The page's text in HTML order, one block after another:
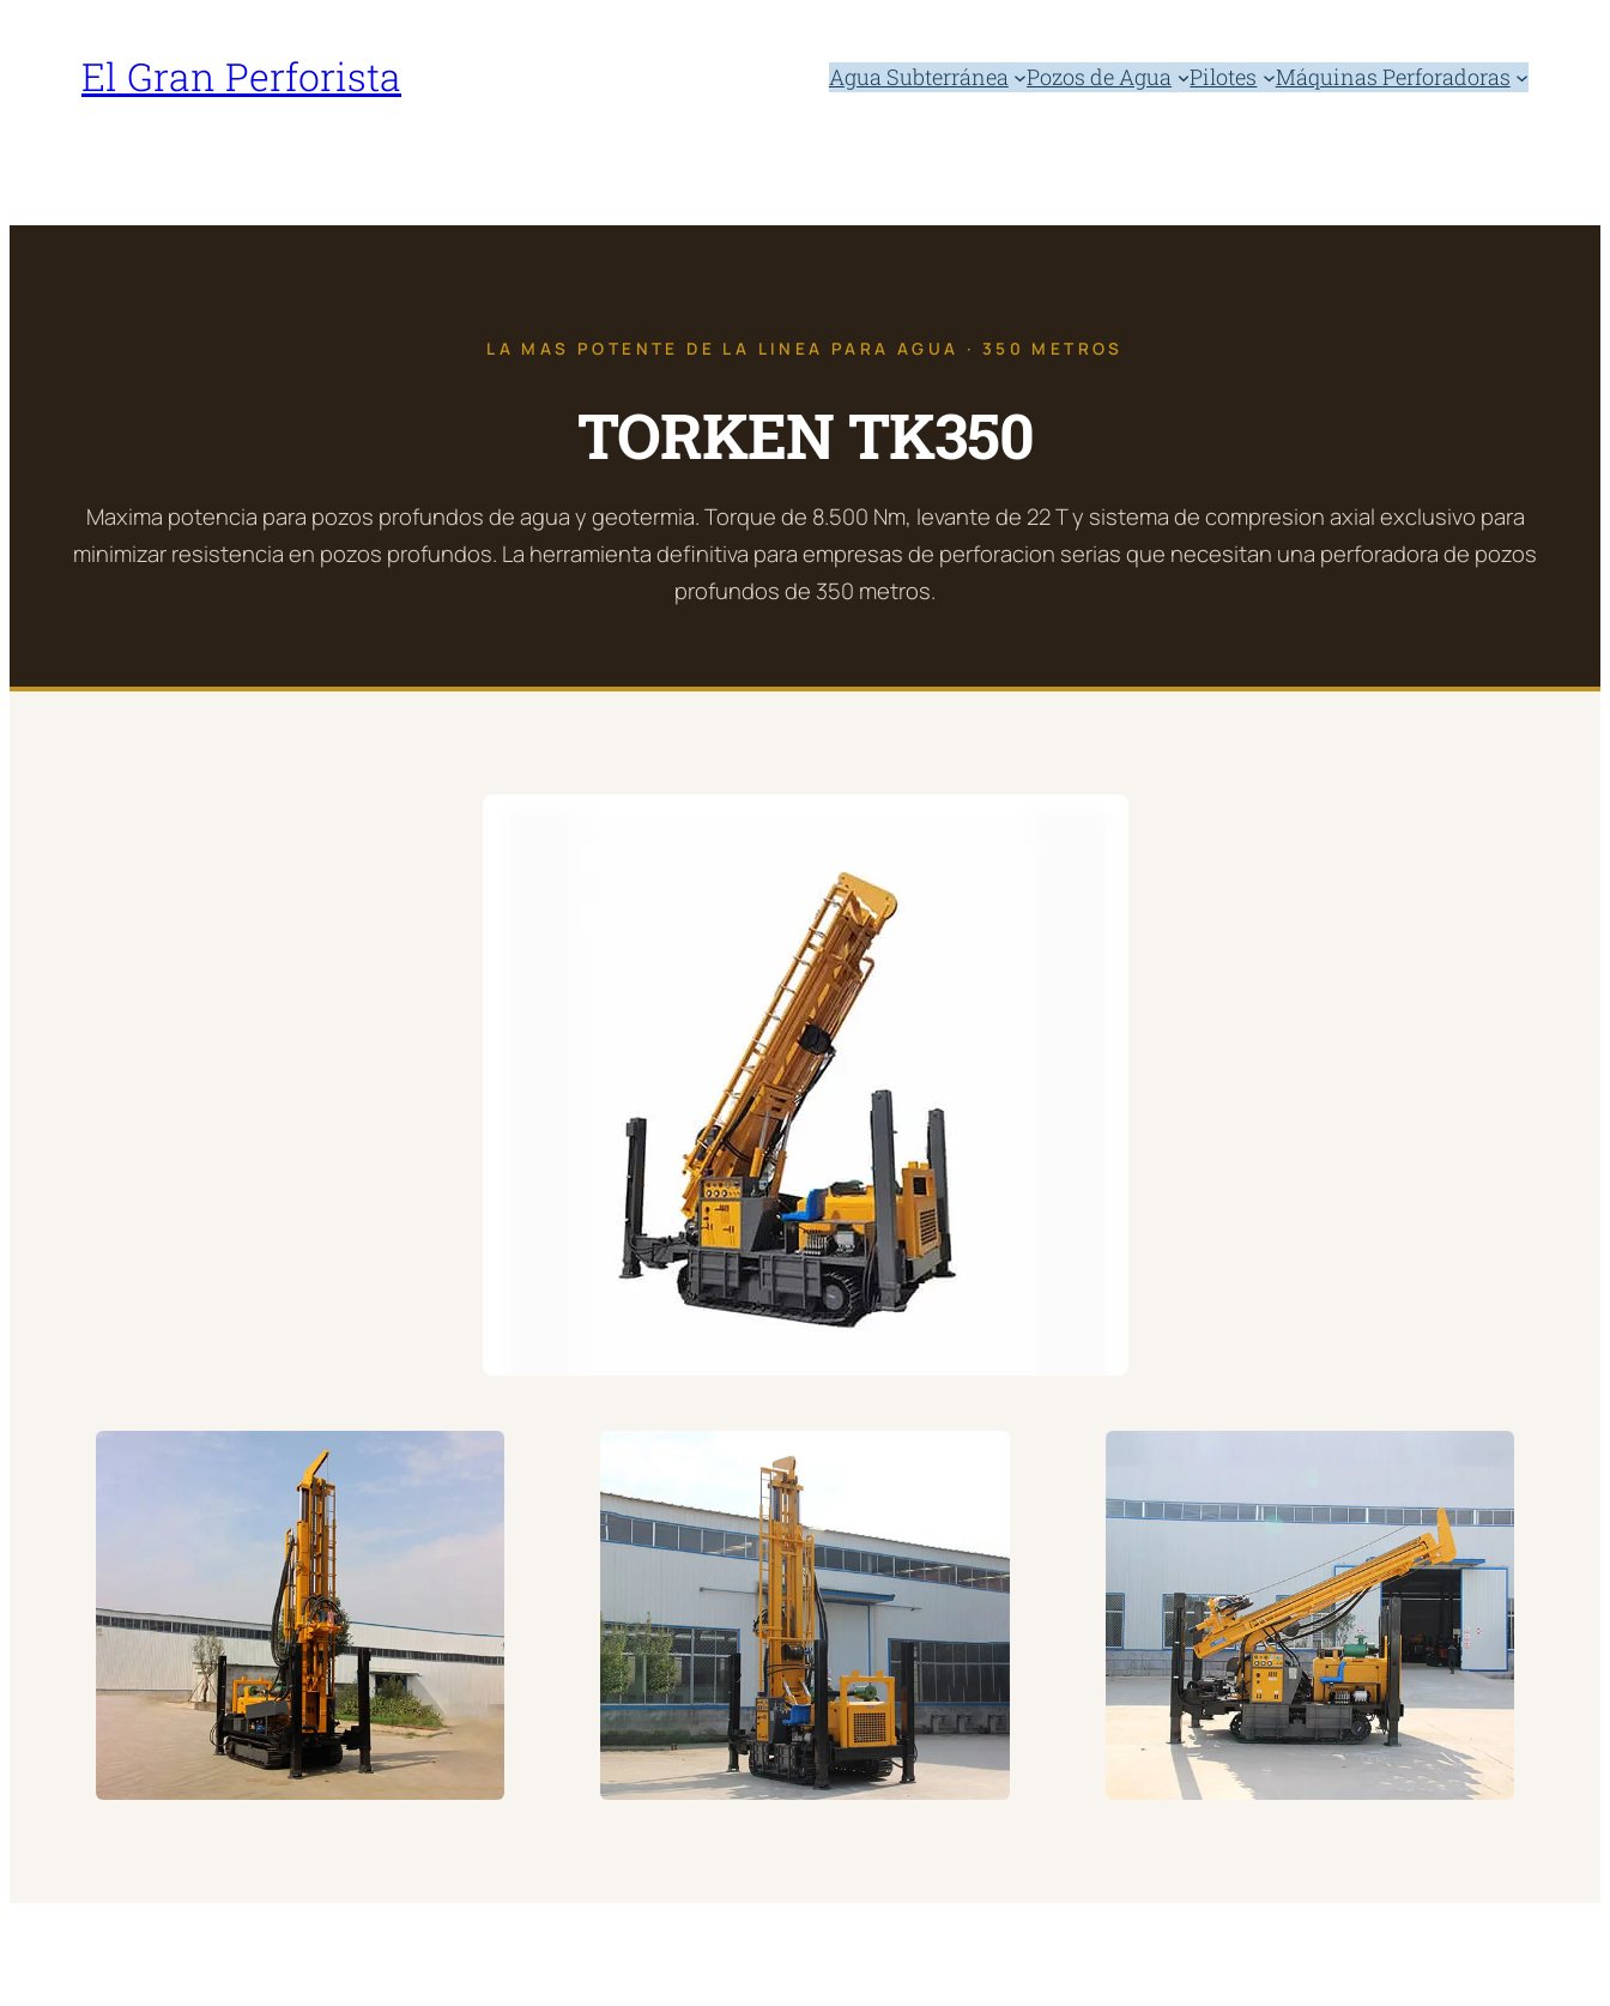
contenidoEl Gran Perforista Agua Subterránea Pozos de Agua Pilotes Máquinas Perforadoras
LA MAS POTENTE DE LA LINEA PARA AGUA · 350 METROS
TORKEN TK350
Maxima potencia para pozos profundos de agua y geotermia. Torque de 8.500 Nm, levante de 22 T y sistema de compresion axial exclusivo para
minimizar resistencia en pozos profundos. La herramienta definitiva para empresas de perforacion serias que necesitan una perforadora de pozos
profundos de 350 metros.